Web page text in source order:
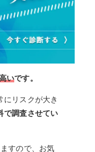
いです。
にリスクが大き
で調査させてい
すので、お気